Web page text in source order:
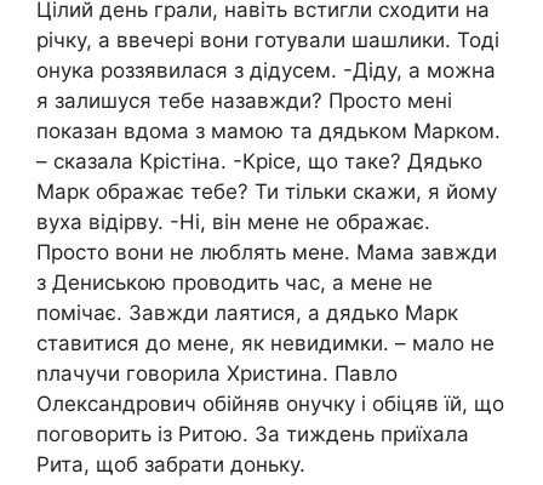
Цілий день грали, навіть встигли сходити на
річку, а ввечері вони готували шашлики. Тоді
онука роззявилася з дідусем. -Діду, а можна
я залишуся тебе назавжди? Просто мені
показан вдома з мамою та дядьком Марком.
– сказала Крістіна. -Крісе, що таке? Дядько
Марк ображає тебе? Ти тільки скажи, я йому
вуха відірву. -Ні, він мене не ображає.
Просто вони не люблять мене. Мама завжди
з Дениською проводить час, а мене не
помічає. Завжди лаятися, а дядько Марк
ставитися до мене, як невидимки. – мало не
nлачучи говорила Христина. Павло
Олександрович обійняв онучку і обіцяв їй, що
поговорить із Ритою. За тиждень приїхала
Рита, щоб забрати доньку.